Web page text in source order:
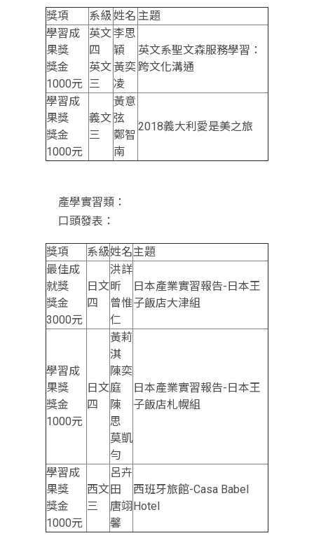
獎項 系級 姓名 主題
學習成
果獎
獎金
1000元
英文
四
英文
三
李思
穎
黃奕
凌
英文系聖文森服務學習：
跨文化溝通
學習成
果獎
獎金
1000元
義文
三
黃意
弦
鄭智
南
2018義大利愛是美之旅
產學實習類：
口頭發表：
獎項 系級姓名主題
最佳成
就獎
獎金
3000元
日文
四
洪詳
昕
曾惟
仁
日本產業實習報告-日本王
子飯店大津組
學習成
果獎
獎金
1000元
日文
四
黃莉
淇
陳奕
庭
陳
思
莫凱
勻
日本產業實習報告-日本王
子飯店札幌組
學習成
果獎
獎金
1000元
西文
三
呂卉
田
唐翊
馨
西班牙旅館-Casa Babel
Hotel